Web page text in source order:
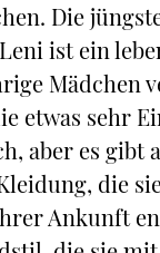
Die
ist ein
Mädchen
etwas sehr
aber es gibt
die
Ankunft